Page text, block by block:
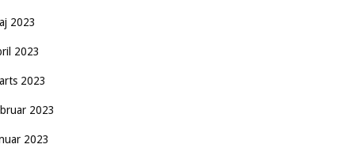
2023
2023
2023
2023
2023